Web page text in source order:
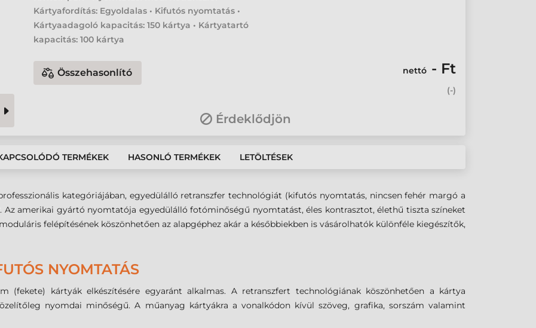
Kártyafordítás: Egyoldalas • Kifutós nyomtatás •
Kártyaadagoló kapacitás: 150 kártya • Kártyatartó
kapacitás: 100 kártya
Összehasonlító nettó - Ft
(-)
Érdeklődjön
TERMÉKEK HASONLÓ TERMÉKEK LETÖLTÉSEK
kategóriájában, egyedülálló retranszfer technológiát (kifutós nyomtatás, nincsen fehér margó a
Az amerikai gyártó nyomtatója egyedülálló fotóminőségű nyomtatást, éles kontrasztot, élethű tiszta színeket
felépítésének köszönhetően az alapgéphez akár a későbbiekben is vásárolhatók különféle kiegészítők,
NYOMTATÁS
(fekete) kártyák elkészítésére egyaránt alkalmas. A retranszfert technológiának köszönhetően a kártya
nyomdai minőségű. A műanyag kártyákra a vonalkódon kívül szöveg, grafika, sorszám valamint